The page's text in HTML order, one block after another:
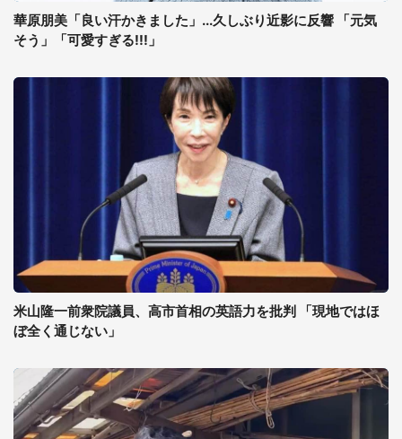
華原朋美「良い汗かきました」...久しぶり近影に反響 「元気
そう」「可愛すぎる!!!」
米山隆一前衆院議員、高市首相の英語力を批判 「現地ではほ
ぼ全く通じない」